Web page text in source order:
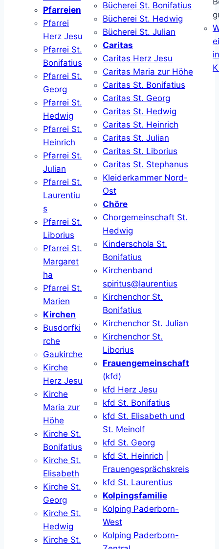
Pfarreien
Pfarrei
Herz Jesu
Pfarrei St.
Bonifatius
Pfarrei St.
Georg
Pfarrei St.
Hedwig
Pfarrei St.
Heinrich
Pfarrei St.
Julian
Pfarrei St.
Laurentiu
s
Pfarrei St.
Liborius
Pfarrei St.
Margaret
ha
Pfarrei St.
Marien
Kirchen
Busdorfki
rche
Gaukirche
Kirche
Herz Jesu
Kirche
Maria zur
Höhe
Kirche St.
Bonifatius
Kirche St.
Elisabeth
Kirche St.
Georg
Kirche St.
Hedwig
Kirche St.
Bücherei St. Bonifatius
Bücherei St. Hedwig
Bücherei St. Julian
Caritas
Caritas Herz Jesu
Caritas Maria zur Höhe
Caritas St. Bonifatius
Caritas St. Georg
Caritas St. Hedwig
Caritas St. Heinrich
Caritas St. Julian
Caritas St. Liborius
Caritas St. Stephanus
Kleiderkammer Nord-
Ost
Chöre
Chorgemeinschaft St.
Hedwig
Kinderschola St.
Bonifatius
Kirchenband
spiritus@laurentius
Kirchenchor St.
Bonifatius
Kirchenchor St. Julian
Kirchenchor St.
Liborius
Frauengemeinschaft
(kfd)
kfd Herz Jesu
kfd St. Bonifatius
kfd St. Elisabeth und
St. Meinolf
kfd St. Georg
kfd St. Heinrich
Frauengesprächskreis
kfd St. Laurentius
Kolpingsfamilie
Kolping Paderborn-
West
Kolping Paderborn-